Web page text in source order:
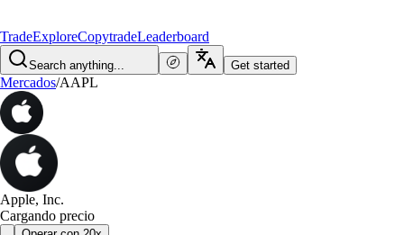
TradeExploreCopytradeLeaderboard
Search anything... Get started
Mercados/AAPL
Apple, Inc.
Cargando precio